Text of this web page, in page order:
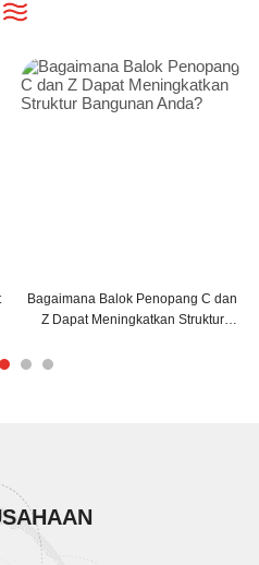
Balok Penopang C dan
Meningkatkan Struktur
Tips
untuk